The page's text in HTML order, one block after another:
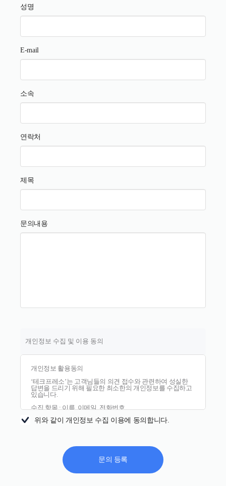
성명
E-mail
소속
연락처
제목
문의내용
개인정보 수집 및 이용 동의
개인정보 활용동의
‘테크프레소’는 고객님들의 의견 접수와 관련하여 성실한
답변을 드리기 위해 필요한 최소한의 개인정보를 수집하고
있습니다.
수집 항목 : 이름, 이메일, 전화번호
수집 및 이용목적 : 접수 문의에 대한 답변/안내
※ 문의에 대한 답변을 위해서 필요한 최소한의 개인정보
이므로 동의를 해 주셔야 서비스를 이용하실 수 있습니다.
위와 같이 개인정보 수집 이용에 동의합니다.
문의 등록